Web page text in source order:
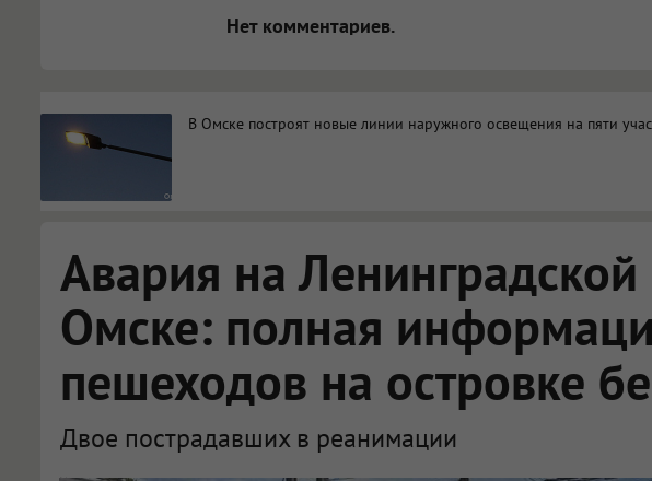
Нет комментариев.
В Омске построят новые линии наружного освещения на пяти
Авария на
Омске: полная
пешеходов на островке
Двое пострадавших в реанимации